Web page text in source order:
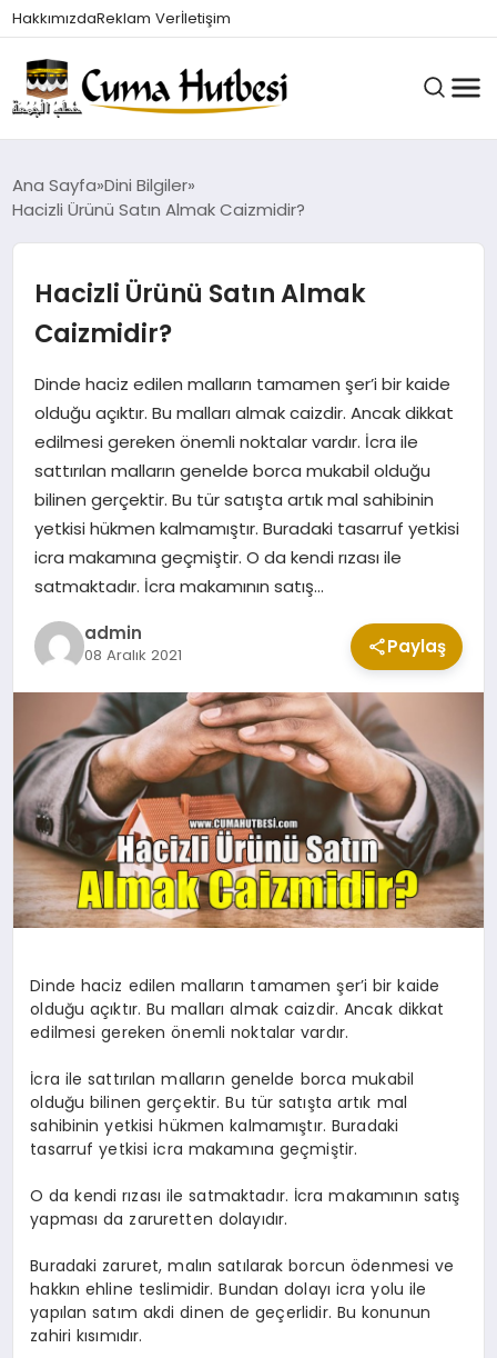
HakkımızdaReklam Verİletişim
HUTBELER
DINI BILGILER
DUALAR VE ZIKIRLER
CUMA MESAJLARI
KABE CANLI YAYIN
Ana Sayfa Dini Bilgiler
Hacizli Ürünü Satın Almak Caizmidir?
Hacizli Ürünü Satın Almak
Caizmidir?
Dinde haciz edilen malların tamamen şer’i bir kaide
olduğu açıktır. Bu malları almak caizdir. Ancak dikkat
edilmesi gereken önemli noktalar vardır. İcra ile
sattırılan malların genelde borca mukabil olduğu
bilinen gerçektir. Bu tür satışta artık mal sahibinin
yetkisi hükmen kalmamıştır. Buradaki tasarruf yetkisi
icra makamına geçmiştir. O da kendi rızası ile
satmaktadır. İcra makamının satış…
admin
08 Aralık 2021 Paylaş
Dinde haciz edilen malların tamamen şer’i bir kaide
olduğu açıktır. Bu malları almak caizdir. Ancak dikkat
edilmesi gereken önemli noktalar vardır.
İcra ile sattırılan malların genelde borca mukabil
olduğu bilinen gerçektir. Bu tür satışta artık mal
sahibinin yetkisi hükmen kalmamıştır. Buradaki
tasarruf yetkisi icra makamına geçmiştir.
O da kendi rızası ile satmaktadır. İcra makamının satış
yapması da zaruretten dolayıdır.
Buradaki zaruret, malın satılarak borcun ödenmesi ve
hakkın ehline teslimidir. Bundan dolayı icra yolu ile
yapılan satım akdi dinen de geçerlidir. Bu konunun
zahiri kısımıdır.